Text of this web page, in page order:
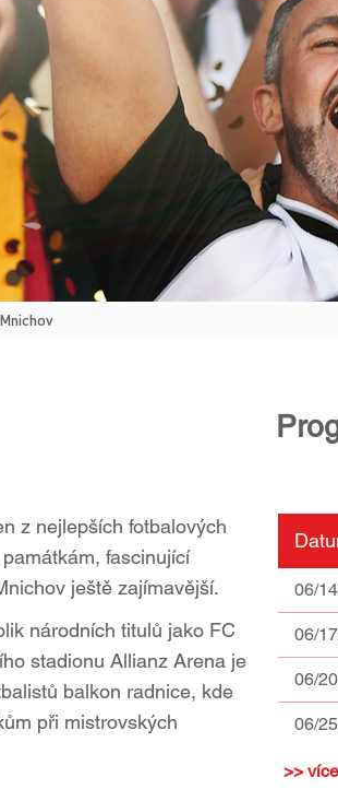
Mnichov
z nejlepších fotbalových
fascinující
ještě zajímavější.
národních titulů jako FC
stadionu Allianz Arena je
balkon radnice, kde
při mistrovských
06/
06/
06/
06/
>>